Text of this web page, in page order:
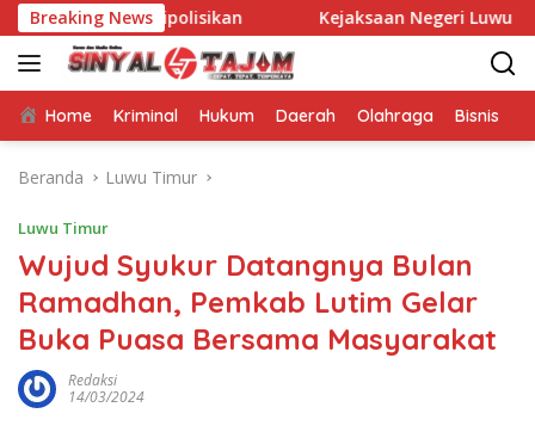
Langsung
ke
konten
Breaking News
Dipolisikan Kejaksaan Negeri Luwu Timur Periksa
Home Kriminal Hukum Daerah Olahraga Bisnis
Beranda Luwu Timur
Luwu Timur
Wujud Syukur Datangnya Bulan
Ramadhan, Pemkab Lutim Gelar
Buka Puasa Bersama Masyarakat
Redaksi
14/03/2024